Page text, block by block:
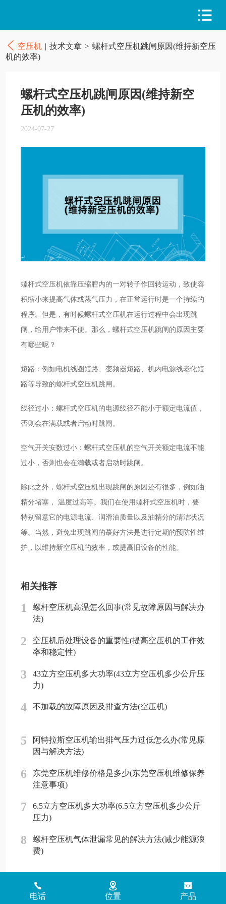
空压机 | 技术文章 > 螺杆式空压机跳闸原因(维持新空压
机的效率)
螺杆式空压机跳闸原因(维持新空
压机的效率)
2024-07-27
螺杆式空压机依靠压缩腔内的一对转子作回转运动，致使容
积缩小来提高气体或蒸气压力，在正常运行时是一个持续的
程序。但是，有时候螺杆式空压机在运行过程中会出现跳
闸，给用户带来不便。那么，螺杆式空压机跳闸的原因主要
有哪些呢？
短路：例如电机线圈短路、变频器短路、机内电源线老化短
路等导致的螺杆式空压机跳闸。
线径过小：螺杆式空压机的电源线径不能小于额定电流值，
否则会在满载或者启动时跳闸。
空气开关安数过小：螺杆式空压机的空气开关额定电流不能
过小，否则也会在满载或者启动时跳闸。
除此之外，螺杆式空压机出现跳闸的原因还有很多，例如油
精分堵塞， 温度过高等。我们在使用螺杆式空压机时，要
特别留意它的电源电流、润滑油质量以及油精分的清洁状况
等。当然，避免出现跳闸的蕞好方法是进行定期的预防性维
护，以维持新空压机的效率，或提高旧设备的性能。
相关推荐
1
螺杆空压机高温怎么回事(常见故障原因与解决办
法)
2
空压机后处理设备的重要性(提高空压机的工作效
率和稳定性)
3
43立方空压机多大功率(43立方空压机多少公斤压
力)
4 不加载的故障原因及排查方法(空压机)
5
阿特拉斯空压机输出排气压力过低怎么办(常见原
因与解决方法)
6
东莞空压机维修价格是多少(东莞空压机维修保养
注意事项)
7
6.5立方空压机多大功率(6.5立方空压机多少公斤
压力)
8
螺杆空压机气体泄漏常见的解决方法(减少能源浪
费)
电话 位置 产品
Copyright © 2018 - 2026 www.jinlingyasuoji.com
气胜智能装备（深圳）
有限公司版权所有
粤ICP备2021072975号 粤公网安备